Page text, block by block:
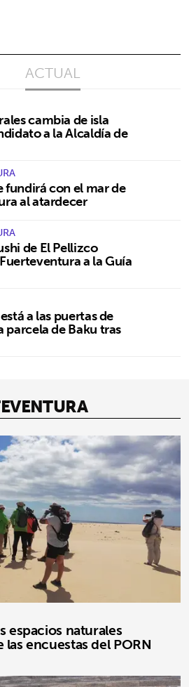
ACTUAL
cambia de isla
a la Alcaldía de
fundirá con el mar de
al atardecer
de El Pellizco
a la Guía
a las puertas de
parcela de Baku tras
espacios naturales
encuestas del PORN